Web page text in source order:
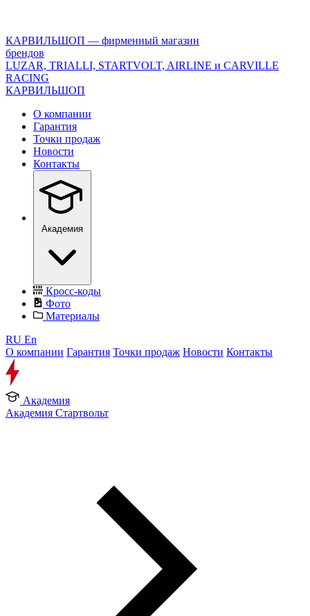
version="1.0"
encoding="utf-
8"?
>
КАРВИЛЬШОП — фирменный магазин
брендов
LUZAR, TRIALLI, STARTVOLT, AIRLINE и CARVILLE
RACING
КАРВИЛЬШОП
О компании
Гарантия
Точки продаж
Новости
Контакты
Академия
Кросс-коды
Фото
Материалы
RU En
О компании Гарантия Точки продаж Новости Контакты
Академия
Академия Стартвольт